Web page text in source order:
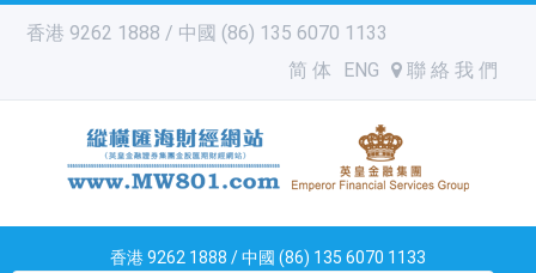
香港 9262 1888 / 中國 (86) 135 6070 1133
简 体
ENG 聯 絡 我 們
香港 9262 1888 / 中國 (86) 135 6070 1133